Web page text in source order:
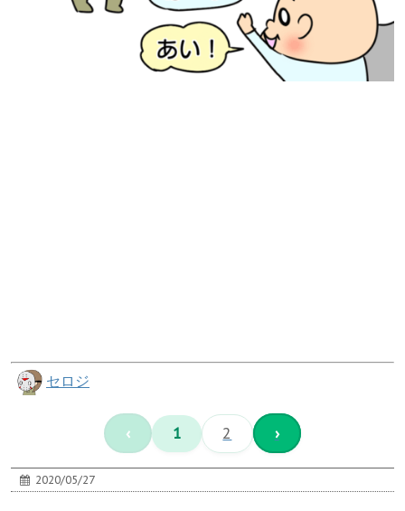
セロジ
‹ 1 2 ›
2020/05/27